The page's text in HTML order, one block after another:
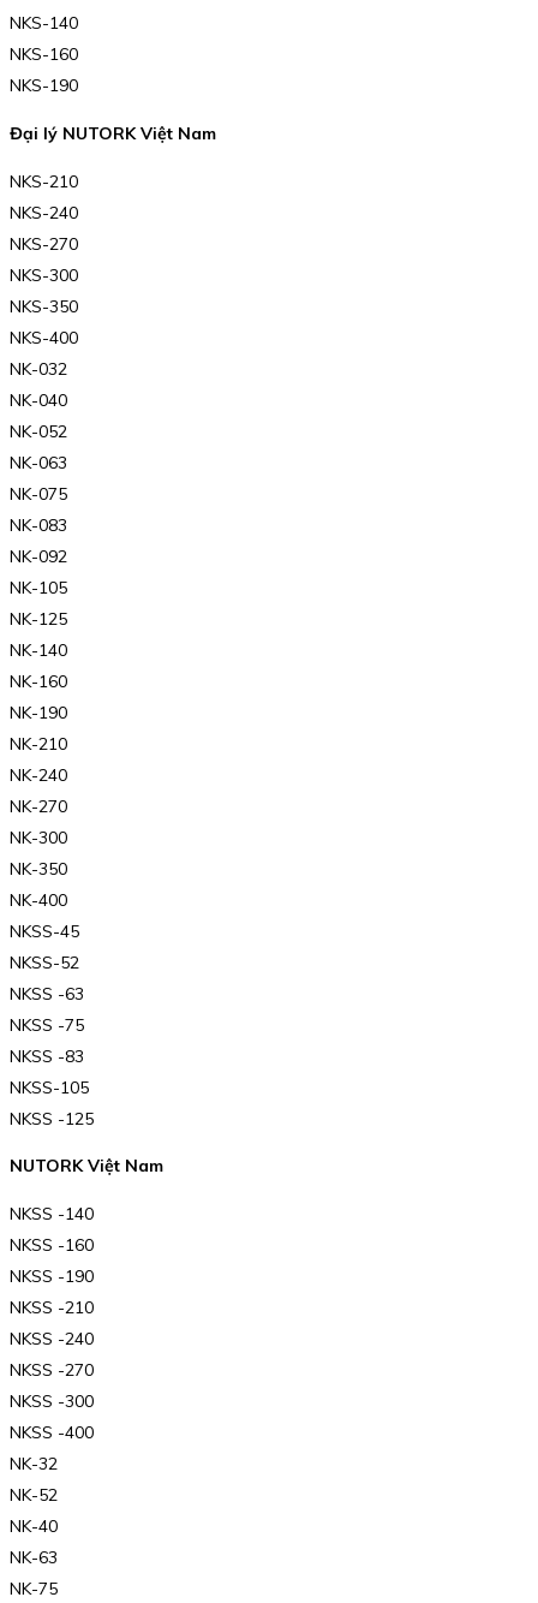
NKS-140
NKS-160
NKS-190
Đại lý NUTORK Việt Nam
NKS-210
NKS-240
NKS-270
NKS-300
NKS-350
NKS-400
NK-032
NK-040
NK-052
NK-063
NK-075
NK-083
NK-092
NK-105
NK-125
NK-140
NK-160
NK-190
NK-210
NK-240
NK-270
NK-300
NK-350
NK-400
NKSS-45
NKSS-52
NKSS -63
NKSS -75
NKSS -83
NKSS-105
NKSS -125
NUTORK Việt Nam
NKSS -140
NKSS -160
NKSS -190
NKSS -210
NKSS -240
NKSS -270
NKSS -300
NKSS -400
NK-32
NK-52
NK-40
NK-63
NK-75